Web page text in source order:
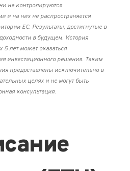
не контролируются
и на них не распространяется
ЕС. Результаты, достигнутые в
в будущем. История
5 лет может оказаться
инвестиционного решения. Таким
предоставлены исключительно в
целях и не могут быть
консультация.